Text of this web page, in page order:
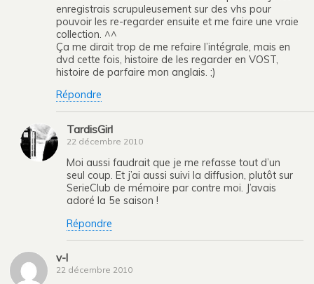
enregistrais scrupuleusement sur des vhs pour
pouvoir les re-regarder ensuite et me faire une vraie
collection. ^^
Ça me dirait trop de me refaire l’intégrale, mais en
dvd cette fois, histoire de les regarder en VOST,
histoire de parfaire mon anglais. ;)
Répondre
TardisGirl
22 décembre 2010
Moi aussi faudrait que je me refasse tout d’un
seul coup. Et j’ai aussi suivi la diffusion, plutôt sur
SerieClub de mémoire par contre moi. J’avais
adoré la 5e saison !
Répondre
v-l
22 décembre 2010